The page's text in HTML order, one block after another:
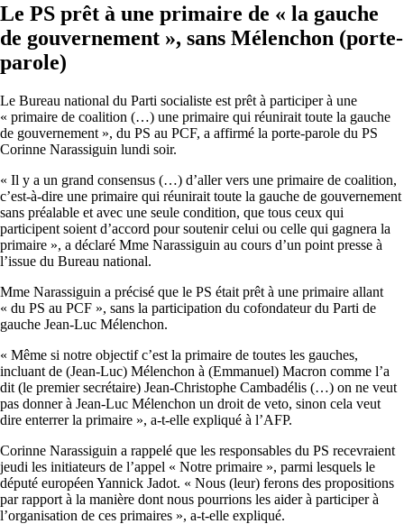
Le PS prêt à une primaire de « la gauche
de gouvernement », sans Mélenchon (porte-
parole)
Le Bureau national du Parti socialiste est prêt à participer à une
« primaire de coalition (…) une primaire qui réunirait toute la gauche
de gouvernement », du PS au PCF, a affirmé la porte-parole du PS
Corinne Narassiguin lundi soir.
« Il y a un grand consensus (…) d’aller vers une primaire de coalition,
c’est-à-dire une primaire qui réunirait toute la gauche de gouvernement
sans préalable et avec une seule condition, que tous ceux qui
participent soient d’accord pour soutenir celui ou celle qui gagnera la
primaire », a déclaré Mme Narassiguin au cours d’un point presse à
l’issue du Bureau national.
Mme Narassiguin a précisé que le PS était prêt à une primaire allant
« du PS au PCF », sans la participation du cofondateur du Parti de
gauche Jean-Luc Mélenchon.
« Même si notre objectif c’est la primaire de toutes les gauches,
incluant de (Jean-Luc) Mélenchon à (Emmanuel) Macron comme l’a
dit (le premier secrétaire) Jean-Christophe Cambadélis (…) on ne veut
pas donner à Jean-Luc Mélenchon un droit de veto, sinon cela veut
dire enterrer la primaire », a-t-elle expliqué à l’AFP.
Corinne Narassiguin a rappelé que les responsables du PS recevraient
jeudi les initiateurs de l’appel « Notre primaire », parmi lesquels le
député européen Yannick Jadot. « Nous (leur) ferons des propositions
par rapport à la manière dont nous pourrions les aider à participer à
l’organisation de ces primaires », a-t-elle expliqué.